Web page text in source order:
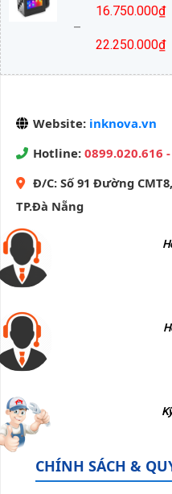
3.475.000₫
đến
3.950.000₫
16.750.000₫
–
22.250.000₫
giá:
đến
Website: inknova.vn
Hotline: 0899.020.616
Đ/C: Số 91 Đường
TP.Đà Nẵng
CHÍNH SÁCH &